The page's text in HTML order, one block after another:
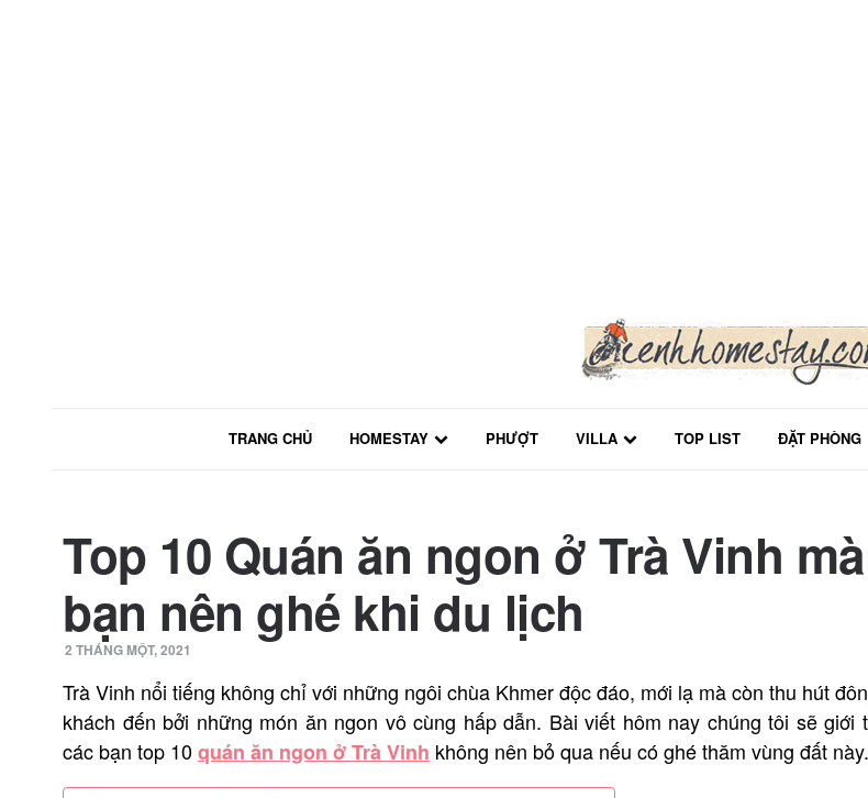
TRANG CHỦ HOMESTAY PHƯỢT VILLA TOP LIST ĐẶT PHÒNG
Top 10 Quán ăn ngon ở Trà Vinh mà
bạn nên ghé khi du lịch
2 THÁNG MỘT, 2021
Trà Vinh nổi tiếng không chỉ với những ngôi chùa Khmer độc đáo, mới lạ mà còn thu hút
khách đến bởi những món ăn ngon vô cùng hấp dẫn. Bài viết hôm nay chúng tôi sẽ giới
các bạn top 10quán ăn ngon ở Trà Vinh không nên bỏ qua nếu có ghé thăm vùng đất này.